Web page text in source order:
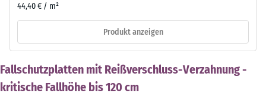
44,40 € / m²
Produkt anzeigen
Fallschutzplatten mit Reißverschluss-Verzahnung -
kritische Fallhöhe bis 120 cm